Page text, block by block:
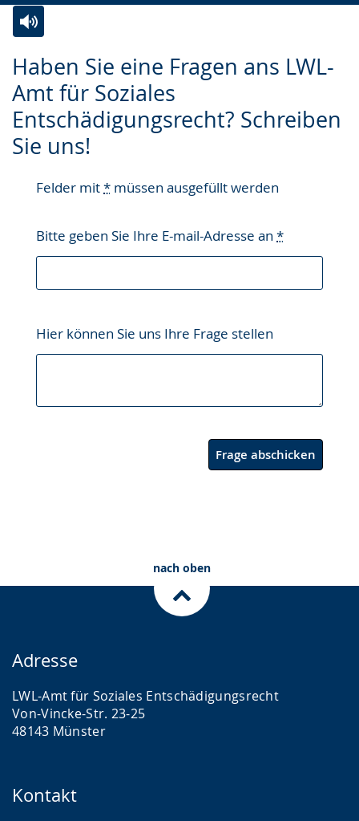
Haben Sie eine Fragen ans LWL-
Amt für Soziales
Entschädigungsrecht? Schreiben
Sie uns!
Felder mit* müssen ausgefüllt werden
Bitte geben Sie Ihre E-mail-Adresse an *
Hier können Sie uns Ihre Frage stellen
Frage abschicken
Leichten
Sprache
wechseln.
Audio-
Unterstützung.
Video
in
Deutscher
Gebärdensprache
angezeigt.
nach oben
Adresse
LWL-Amt für Soziales Entschädigungsrecht
Von-Vincke-Str. 23-25
48143 Münster
Kontakt